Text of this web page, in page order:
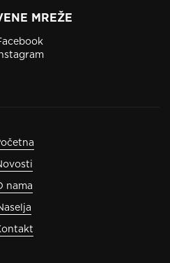
MREŽE
nama